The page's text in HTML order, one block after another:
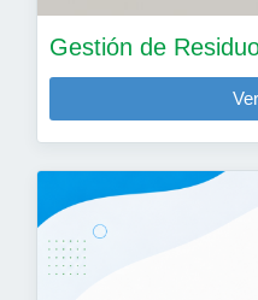
Gestión de